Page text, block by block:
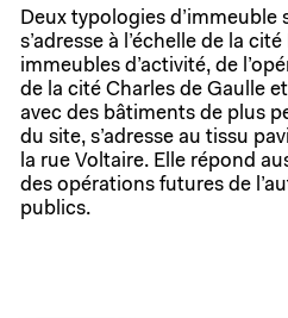
Deux typologies d’immeuble
s’adresse à l’échelle de la
immeubles d’activité, de
de la cité Charles de Gaulle et
avec des bâtiments de plus
du site, s’adresse au tissu
la rue Voltaire. Elle répond
des opérations futures de
publics.